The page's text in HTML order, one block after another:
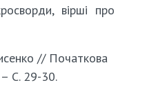
вірші про
// Початкова
С. 29-30.